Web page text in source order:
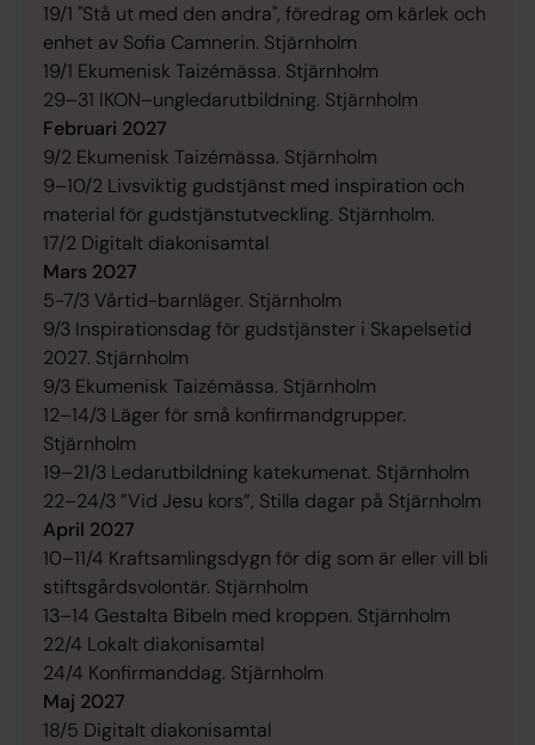
19/1 "Stå ut med den andra", föredrag om kärlek och
enhet av Sofia Camnerin. Stjärnholm
19/1 Ekumenisk Taizémässa. Stjärnholm
29–31 IKON–ungledarutbildning. Stjärnholm
Februari 2027
9/2 Ekumenisk Taizémässa. Stjärnholm
9–10/2 Livsviktig gudstjänst med inspiration och
material för gudstjänstutveckling. Stjärnholm.
17/2 Digitalt diakonisamtal
Mars 2027
5-7/3 Vårtid-barnläger. Stjärnholm
9/3 Inspirationsdag för gudstjänster i Skapelsetid
2027. Stjärnholm
9/3 Ekumenisk Taizémässa. Stjärnholm
12–14/3 Läger för små konfirmandgrupper.
Stjärnholm
19–21/3 Ledarutbildning katekumenat. Stjärnholm
22–24/3 ”Vid Jesu kors”, Stilla dagar på Stjärnholm
April 2027
10–11/4 Kraftsamlingsdygn för dig som är eller vill bli
stiftsgårdsvolontär. Stjärnholm
13–14 Gestalta Bibeln med kroppen. Stjärnholm
22/4 Lokalt diakonisamtal
24/4 Konfirmanddag. Stjärnholm
Maj 2027
18/5 Digitalt diakonisamtal